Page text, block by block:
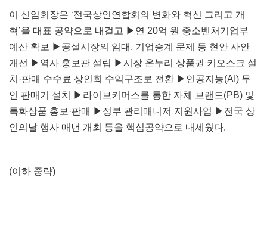
이 신임회장은 ‘전국상인연합회의 변화와 혁신 그리고 개
혁’을 대표 공약으로 내걸고 ▶연 20억 원 중소벤처기업부
예산 확보 ▶공설시장의 임대, 기업승계 문제 등 현안 사안
개선 ▶역사 홍보관 설립 ▶시장 온누리 상품권 키오스크 설
치·판매 수수료 상인회 수익구조로 전환 ▶인공지능(AI) 무
인 판매기 설치 ▶라이브커머스를 통한 자체 브랜드(PB) 및
특화상품 홍보·판매 ▶정부 관리매니저 지원사업 ▶전국 상
인의날 행사 매년 개최 등을 핵심공약으로 내세웠다.
(이하 중략)